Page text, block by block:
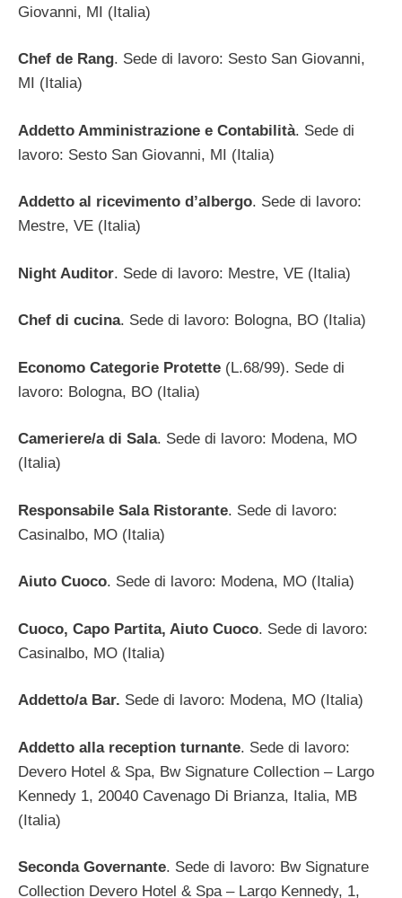
Giovanni, MI (Italia)
Chef de Rang. Sede di lavoro: Sesto San Giovanni,
MI (Italia)
Addetto Amministrazione e Contabilità. Sede di
lavoro: Sesto San Giovanni, MI (Italia)
Addetto al ricevimento d’albergo. Sede di lavoro:
Mestre, VE (Italia)
Night Auditor. Sede di lavoro: Mestre, VE (Italia)
Chef di cucina. Sede di lavoro: Bologna, BO (Italia)
Economo Categorie Protette (L.68/99). Sede di
lavoro: Bologna, BO (Italia)
Cameriere/a di Sala. Sede di lavoro: Modena, MO
(Italia)
Responsabile Sala Ristorante. Sede di lavoro:
Casinalbo, MO (Italia)
Aiuto Cuoco. Sede di lavoro: Modena, MO (Italia)
Cuoco, Capo Partita, Aiuto Cuoco. Sede di lavoro:
Casinalbo, MO (Italia)
Addetto/a Bar. Sede di lavoro: Modena, MO (Italia)
Addetto alla reception turnante. Sede di lavoro:
Devero Hotel & Spa, Bw Signature Collection – Largo
Kennedy 1, 20040 Cavenago Di Brianza, Italia, MB
(Italia)
Seconda Governante. Sede di lavoro: Bw Signature
Collection Devero Hotel & Spa – Largo Kennedy, 1,